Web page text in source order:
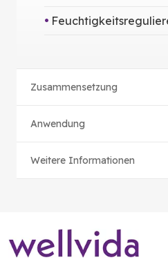
Zusammensetzung
Anwendung
Weitere Informationen